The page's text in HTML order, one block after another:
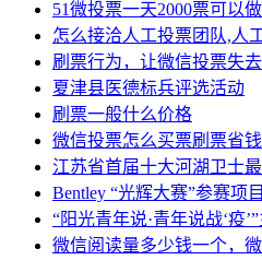
51微投票一天2000票可以
怎么接洽人工投票团队,人
刷票行为，让微信投票失
夏津县医德标兵评选活动
刷票一般什么价格
微信投票怎么买票刷票省钱
江苏省首届十大河湖卫士
Bentley “光辉大赛”参赛项
“阳光青年说·青年说战‘疫
微信阅读量多少钱一个，